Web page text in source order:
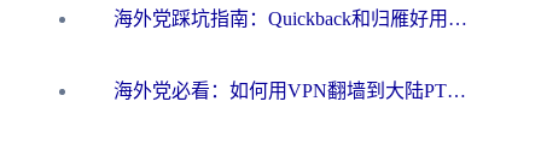
海外党踩坑指南：Quickback和归雁好用吗？选对加速器才能无缝刷国内资源
海外党必看：如何用VPN翻墙到大陆PTT？一篇解决你所有回国加速痛点